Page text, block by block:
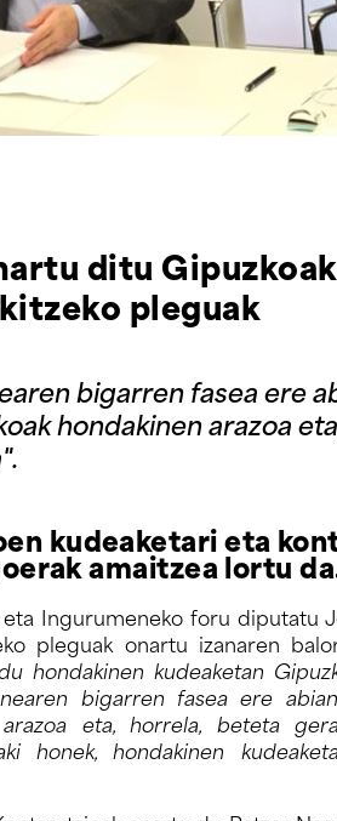
ditu
pleguak
bigarren fasea ere
hondakinen arazoa
kudeaketari eta
amaitzea lortu
Ingurumeneko foru diputatu
pleguak onartu izanaren
hondakinen kudeaketan
bigarren fasea ere
eta, horrela, beteta
honek, hondakinen